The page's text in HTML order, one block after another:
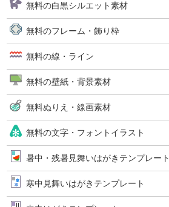
無料の白黒シルエット素材
無料のフレーム・飾り枠
無料の線・ライン
無料の壁紙・背景素材
無料ぬりえ・線画素材
無料の文字・フォントイラスト
暑中・残暑見舞いはがきテンプレート
寒中見舞いはがきテンプレート